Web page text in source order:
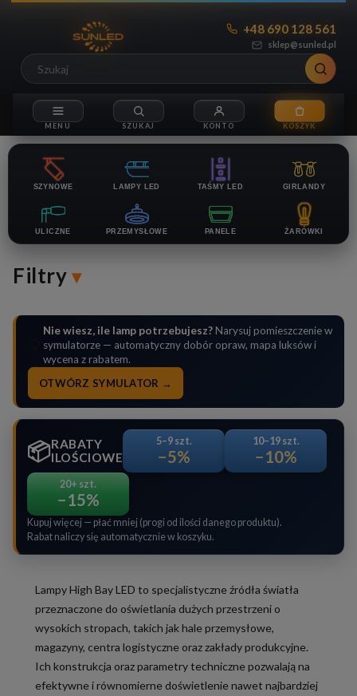
sklep@sunled.pl
+48 690 128 561
SZYNOWE LAMPY LED TAŚMY LED GIRLANDY
ULICZNE PRZEMYSŁOWE PANELE ŻARÓWKI
Filtry
Nie wiesz, ile lamp potrzebujesz? Narysuj pomieszczenie w
symulatorze — automatyczny dobór opraw, mapa luksów i
wycena z rabatem.
OTWÓRZ SYMULATOR →
📦RABATY
ILOŚCIOWE
5–9 szt.
−5%
10–19 szt.
−10%
20+ szt.
−15%
Kupuj więcej — płać mniej (progi od ilości danego produktu).
Rabat naliczy się automatycznie w koszyku.
Lampy High Bay LED to specjalistyczne źródła światła
przeznaczone do oświetlania dużych przestrzeni o
wysokich stropach, takich jak hale przemysłowe,
magazyny, centra logistyczne oraz zakłady produkcyjne.
Ich konstrukcja oraz parametry techniczne pozwalają na
efektywne i równomierne doświetlenie nawet najbardziej